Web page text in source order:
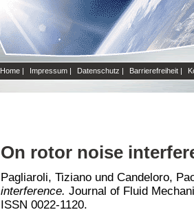
Home | Impressum | Datenschutz | Barrierefreiheit |
On rotor noise
Pagliaroli, Tiziano und Candeloro,
interference. Journal of Fluid
ISSN 0022-1120.